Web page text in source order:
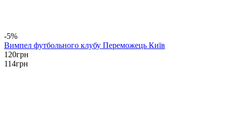
-5%
Вимпел футбольного клубу Переможець Київ
120грн
114грн